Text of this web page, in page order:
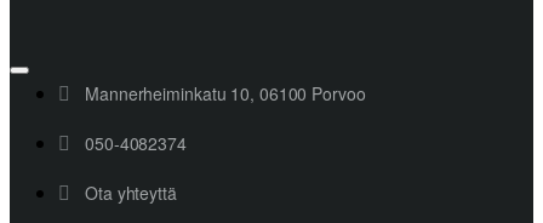
Mannerheiminkatu 10, 06100 Porvoo
050-4082374
Ota yhteyttä